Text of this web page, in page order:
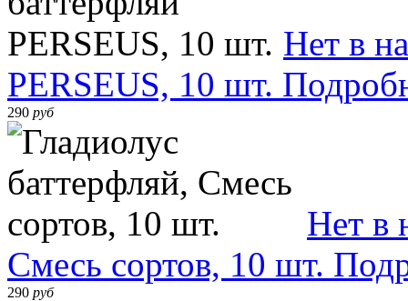
Нет в
PERSEUS, 10 шт.
290 руб
Нет в
Смесь сортов, 10 шт.
290 руб